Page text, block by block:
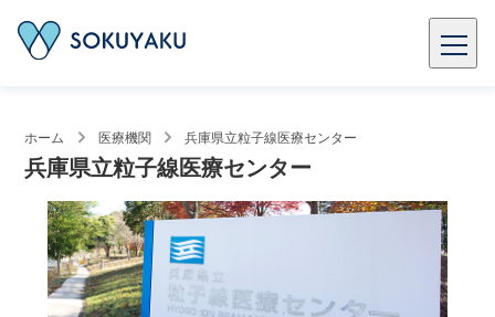
ホーム 医療機関 兵庫県立粒子線医療センター
兵庫県立粒子線医療センター